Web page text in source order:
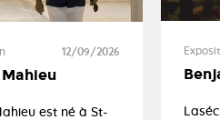
12/09/2026
est né à St-